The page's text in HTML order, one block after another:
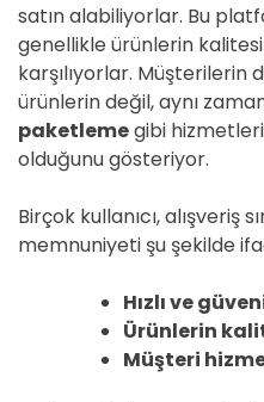
satın alabiliyorlar. Bu
genellikle ürünlerin
karşılıyorlar. Müşterilerin
ürünlerin değil, aynı
paketlemegibi
olduğunu gösteriyor.
Birçok kullanıcı, alışveriş
memnuniyeti şu şekilde
Hızlı ve
Ürünlerin
Müşteri